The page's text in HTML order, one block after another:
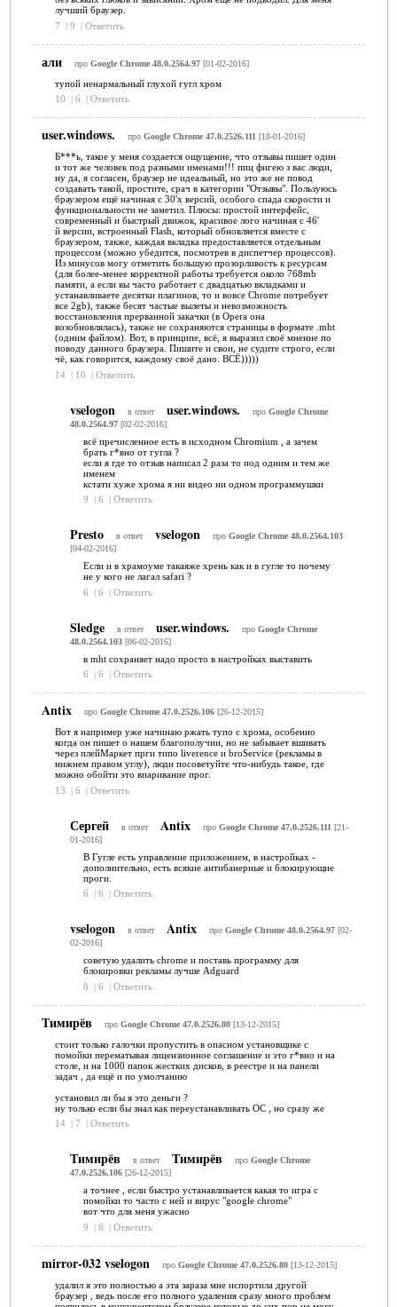
лучший браузер.
7
| 9 | Ответить
али про Google Chrome 48.0.2564.97[01-02-2016]
тупой ненармальный глухой гугл хром
10
| 6 | Ответить
user.windows. про Google Chrome 47.0.2526.111 [18-01-2016]
Б***ь, такое у меня создается ощущение, что отзывы пишет один
и тот же человек под разными именами!!! ппц фигею з вас люди,
ну да, я согласен, браузер не идеальный, но это же не повод
создавать такой, простите, срач в категории "Отзывы". Пользуюсь
браузером ещё начиная с 30'х версий, особого спада скорости и
функциональности не заметил. Плюсы: простой интерфейс,
современный и быстрый движок, красивое лого начиная с 46'
й версии, встроенный Flash, который обновляется вместе с
браузером, также, каждая вкладка предоставляется отдельным
процессом (можно убедится, посмотрев в диспетчер процессов).
Из минусов могу отметить большую прозорливость к ресурсам
(для более-менее корректной работы требуется около 768mb
памяти, а если вы часто работает с двадцатью вкладками и
устанавливаете десятки плагинов, то и вовсе Chrome потребует
все 2gb), также бесят частые вылеты и невозможность
восстановления прерванной закачки (в Opera она
возобновлялась), также не сохраняются страницы в формате .mht
(одним файлом). Вот, в принципе, всё, я выразил своё мнение по
поводу данного браузера. Пишите и свои, не судите строго, если
чё, как говорится, каждому своё дано. ВСЁ)))))
14 | 10 | Ответить
vselogon в ответ user.windows. про Google Chrome
48.0.2564.97[02-02-2016]
всё пречисленное есть в исходном Chromium , а зачем
брать г*вно от гугла ?
если я где то отзыв написал 2 раза то под одним и тем же
именем
кстати хуже хрома я ни видео ни одном программушки
9
| 6 | Ответить
Presto в ответ vselogon про Google Chrome 48.0.2564.103
[04-02-2016]
Если и в храмоуме такаяже хрень как и в гугле то почему
не у кого не лагал safari ?
6
| 6 | Ответить
Sledge в ответ user.windows. про Google Chrome
48.0.2564.103[06-02-2016]
в mht сохраняет надо просто в настройках выставить
6
| 6 | Ответить
Antix про Google Chrome 47.0.2526.106[26-12-2015]
Вот я например уже начинаю ржать тупо с хрома, особенно
когда он пишет о нашем благополучии, но не забывает вшивать
через плейМаркет прги типо liverence и broService (рекламы в
нижнем правом углу), люди посоветуйте что-нибудь такое, где
можно обойти это впаривание прог.
13
| 6 | Ответить
Сергей в ответ Antix про Google Chrome 47.0.2526.111 [21-
01-2016]
В Гугле есть управление приложением, в настройках -
дополнительно, есть всякие антибанерные и блокирующие
проги.
6
| 6 | Ответить
vselogon в ответ Antix про Google Chrome 48.0.2564.97[02-
02-2016]
советую удалить сhrome и поставь программу для
блокировки рекламы лучше Adguard
8
| 6 | Ответить
Тимирёв про Google Chrome 47.0.2526.80[13-12-2015]
стоит только галочки пропустить в опасном установщике с
помойки перематывая лицензионное соглашение и это г*вно и на
столе, и на 1000 папок жестких дисков, в реестре и на панели
задач , да ещё и по умолчанию
установил ли бы я это деньги ?
ну только если бы знал как переустанавливать ОС , но сразу же
14 | 7 | Ответить
Тимирёв в ответ Тимирёв про Google Chrome
47.0.2526.106[26-12-2015]
а точнее , если быстро устанавливается какая то игра с
помойки то часто с ней и вирус "google chrome"
вот что для меня ужасно
9
| 6 | Ответить
mirror-032 vselogon про Google Chrome 47.0.2526.80[13-12-2015]
удалил я это полностью а эта зараза мне испортила другой
браузер , ведь после его полного удаления сразу много проблем